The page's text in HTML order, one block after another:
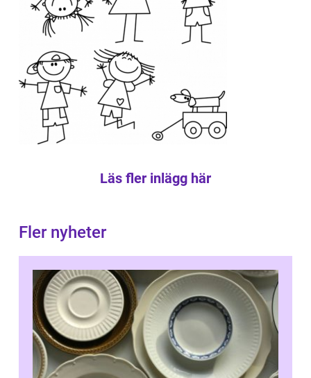
Läs fler inlägg här
Fler nyheter